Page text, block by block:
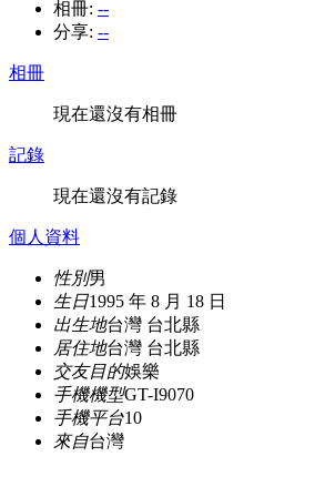
相冊: --
分享: --
相冊
現在還沒有相冊
記錄
現在還沒有記錄
個人資料
性別男
生日1995 年 8 月 18 日
出生地台灣 台北縣
居住地台灣 台北縣
交友目的娛樂
手機機型GT-I9070
手機平台10
來自台灣